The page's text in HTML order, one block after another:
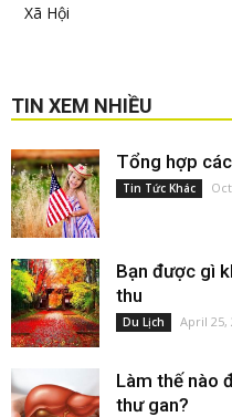
Xã Hội
TIN XEM NHIỀU
Tổng hợp
Tin Tức Khác
Bạn được gì
thu
Du Lịch April 25,
Làm thế nào
thư gan?